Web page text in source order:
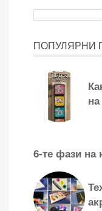
ПОПУЛЯРНИ
6-те фази на